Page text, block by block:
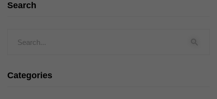
Search
Categories